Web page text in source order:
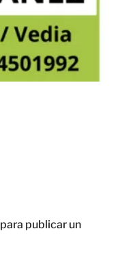
para publicar un